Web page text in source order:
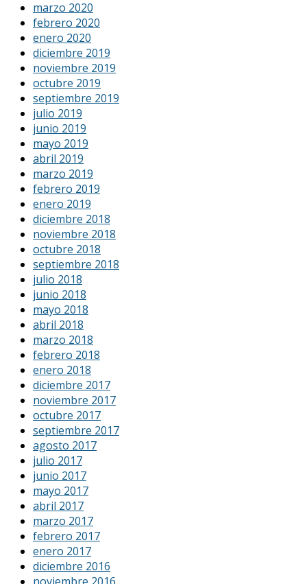
marzo 2020
febrero 2020
enero 2020
diciembre 2019
noviembre 2019
octubre 2019
septiembre 2019
julio 2019
junio 2019
mayo 2019
abril 2019
marzo 2019
febrero 2019
enero 2019
diciembre 2018
noviembre 2018
octubre 2018
septiembre 2018
julio 2018
junio 2018
mayo 2018
abril 2018
marzo 2018
febrero 2018
enero 2018
diciembre 2017
noviembre 2017
octubre 2017
septiembre 2017
agosto 2017
julio 2017
junio 2017
mayo 2017
abril 2017
marzo 2017
febrero 2017
enero 2017
diciembre 2016